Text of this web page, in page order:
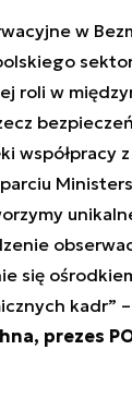
w
roli w
współpracy
się
kadr” –
prezes